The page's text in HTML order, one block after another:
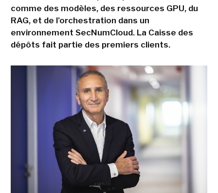
comme des modèles, des ressources GPU, du
RAG, et de l'orchestration dans un
environnement SecNumCloud. La Caisse des
dépôts fait partie des premiers clients.